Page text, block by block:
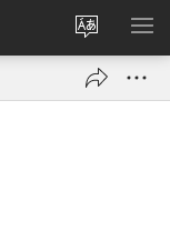
Alterar
a
língua